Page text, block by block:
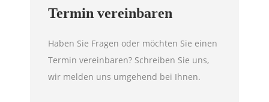
Termin vereinbaren
Haben Sie Fragen oder möchten Sie einen
Termin vereinbaren? Schreiben Sie uns,
wir melden uns umgehend bei Ihnen.